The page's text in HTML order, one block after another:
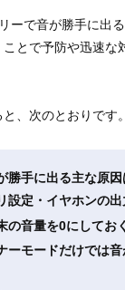
ーで音が勝手に出
とで予防や迅速な
、次のとおりです。
勝手に出る主な原
設定・イヤホンの
の音量を0にしてお
ーモードだけでは